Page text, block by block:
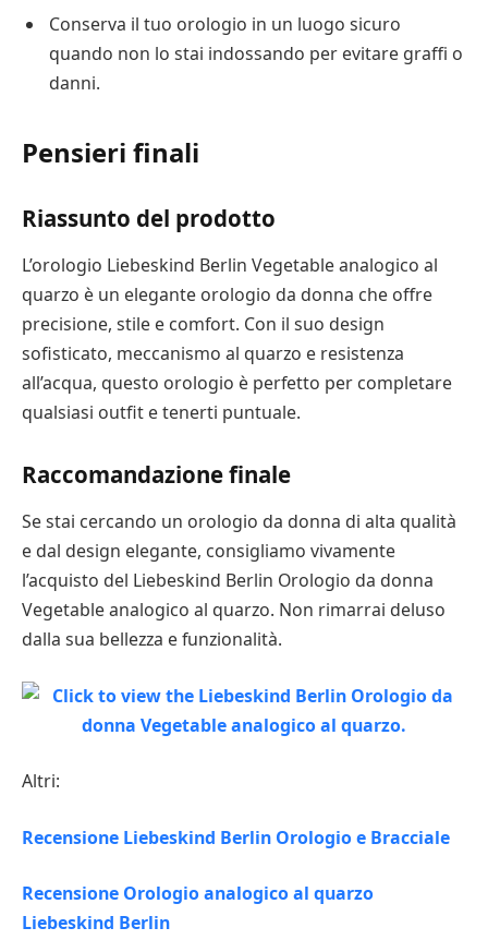
Conserva il tuo orologio in un luogo sicuro
quando non lo stai indossando per evitare graffi o
danni.
Pensieri finali
Riassunto del prodotto
L’orologio Liebeskind Berlin Vegetable analogico al
quarzo è un elegante orologio da donna che offre
precisione, stile e comfort. Con il suo design
sofisticato, meccanismo al quarzo e resistenza
all’acqua, questo orologio è perfetto per completare
qualsiasi outfit e tenerti puntuale.
Raccomandazione finale
Se stai cercando un orologio da donna di alta qualità
e dal design elegante, consigliamo vivamente
l’acquisto del Liebeskind Berlin Orologio da donna
Vegetable analogico al quarzo. Non rimarrai deluso
dalla sua bellezza e funzionalità.
Altri:
Recensione Liebeskind Berlin Orologio e Bracciale
Recensione Orologio analogico al quarzo
Liebeskind Berlin